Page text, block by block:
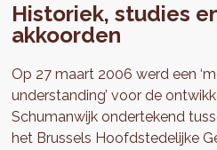
Historiek, studies
akkoorden
Op 27 maart 2006 werd een
understanding’ voor de
Schumanwijk ondertekend
het Brussels Hoofdstedelijke